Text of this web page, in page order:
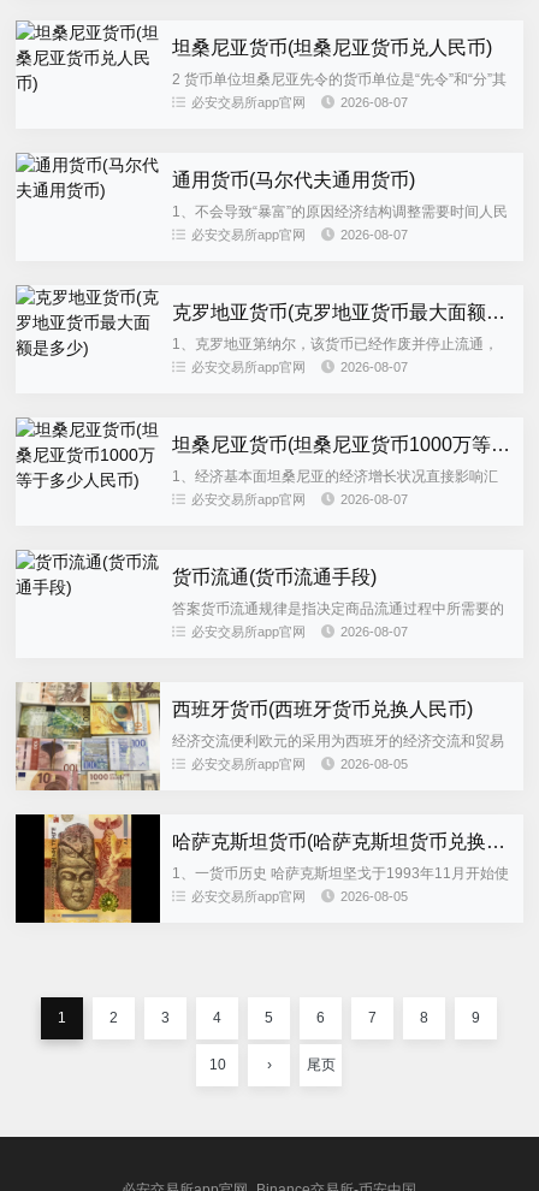
坦桑尼亚货币(坦桑尼亚货币兑人民币)
2 货币单位坦桑尼亚先令的货币单位是“先令”和“分”其
中，1先令等于100分，这是坦桑尼亚货币的基本单位
必安交易所app官网 2026-08-07
通用货币(马尔代夫通用货币)
1、不会导致“暴富”的原因经济结构调整需要时间人民
币成为全球通用货币是一个长期的过程，即使实现了
必安交易所app官网 2026-08-07
克罗地亚货币(克罗地亚货币最大面额是多少)
1、克罗地亚第纳尔，该货币已经作废并停止流通，
因此无法兑换兑换建议收藏价值虽然不能直接兑换人
必安交易所app官网 2026-08-07
坦桑尼亚货币(坦桑尼亚货币1000万等于多少人民币)
1、经济基本面坦桑尼亚的经济增长状况直接影响汇
率若经济保持强劲增长，通常能吸引更多外国投资，
必安交易所app官网 2026-08-07
货币流通(货币流通手段)
答案货币流通规律是指决定商品流通过程中所需要的
货币量的规律，也称货币必要规律其基本内容是流通
必安交易所app官网 2026-08-07
西班牙货币(西班牙货币兑换人民币)
经济交流便利欧元的采用为西班牙的经济交流和贸易
带来了极大的便利，使得西班牙与其他欧盟成员国之
必安交易所app官网 2026-08-05
哈萨克斯坦货币(哈萨克斯坦货币兑换人民币)
1、一货币历史 哈萨克斯坦坚戈于1993年11月开始使
用，这一举措标志着哈萨克斯坦正式取代了原来的俄
必安交易所app官网 2026-08-05
1 2 3 4 5 6 7 8 9
10 › 尾页